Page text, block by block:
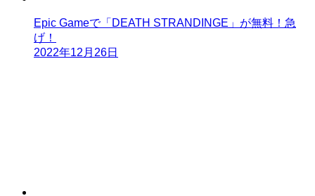
Epic Gameで「DEATH STRANDINGE」が無料！急
げ！
2022年12月26日